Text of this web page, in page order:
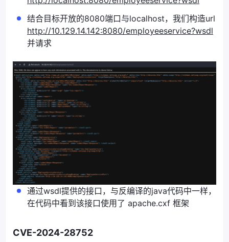
结合目标开放的8080端口与localhost，我们构造url
http://10.129.14.142:8080/employeeservice?wsdl
并请求
通过wsdl提供的接口，与反编译的java代码中一样，
在代码中看到该接口使用了 apache.cxf 框架
CVE-2024-28752